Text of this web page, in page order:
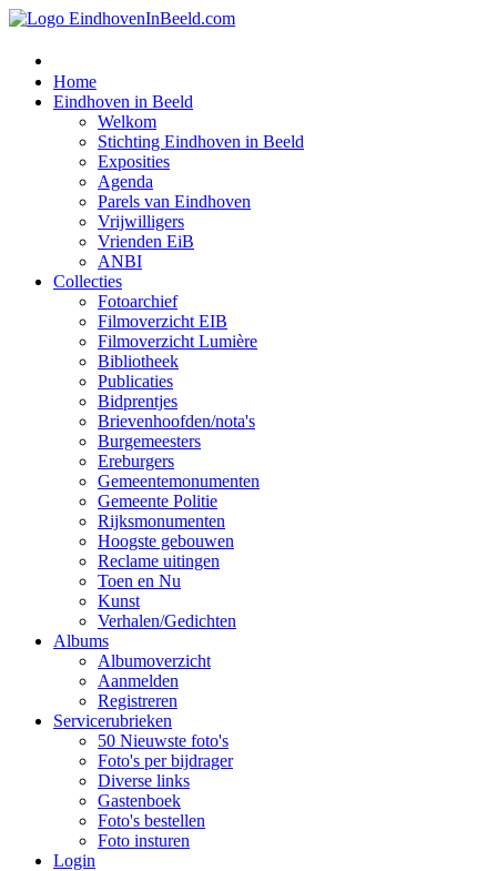
Home
Eindhoven in Beeld
Welkom
Stichting Eindhoven in Beeld
Exposities
Agenda
Parels van Eindhoven
Vrijwilligers
Vrienden EiB
ANBI
Collecties
Fotoarchief
Filmoverzicht EIB
Filmoverzicht Lumière
Bibliotheek
Publicaties
Bidprentjes
Brievenhoofden/nota's
Burgemeesters
Ereburgers
Gemeentemonumenten
Gemeente Politie
Rijksmonumenten
Hoogste gebouwen
Reclame uitingen
Toen en Nu
Kunst
Verhalen/Gedichten
Albums
Albumoverzicht
Aanmelden
Registreren
Servicerubrieken
50 Nieuwste foto's
Foto's per bijdrager
Diverse links
Gastenboek
Foto's bestellen
Foto insturen
Login